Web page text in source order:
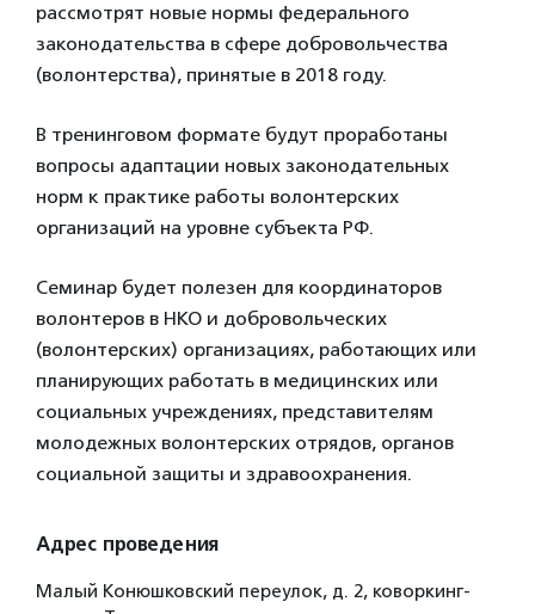
рассмотрят новые нормы федерального
законодательства в сфере добровольчества
(волонтерства), принятые в 2018 году.
В тренинговом формате будут проработаны
вопросы адаптации новых законодательных
норм к практике работы волонтерских
организаций на уровне субъекта РФ.
Семинар будет полезен для координаторов
волонтеров в НКО и добровольческих
(волонтерских) организациях, работающих или
планирующих работать в медицинских или
социальных учреждениях, представителям
молодежных волонтерских отрядов, органов
социальной защиты и здравоохранения.
Адрес проведения
Малый Конюшковский переулок, д. 2, коворкинг-